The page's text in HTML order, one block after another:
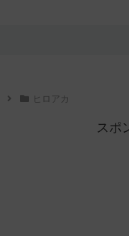
ヒロアカ
スポ